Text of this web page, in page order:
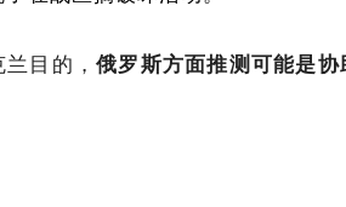
兰目的，俄罗斯方面推测可能是